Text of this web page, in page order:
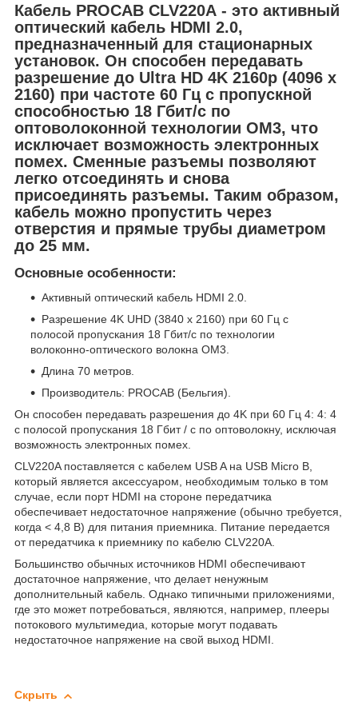
Кабель PROCAB CLV220A - это активный
оптический кабель HDMI 2.0,
предназначенный для стационарных
установок. Он способен передавать
разрешение до Ultra HD 4K 2160p (4096 x
2160) при частоте 60 Гц с пропускной
способностью 18 Гбит/с по
оптоволоконной технологии OM3, что
исключает возможность электронных
помех. Сменные разъемы позволяют
легко отсоединять и снова
присоединять разъемы. Таким образом,
кабель можно пропустить через
отверстия и прямые трубы диаметром
до 25 мм.
Основные особенности:
Активный оптический кабель HDMI 2.0.
Разрешение 4K UHD (3840 x 2160) при 60 Гц с
полосой пропускания 18 Гбит/с по технологии
волоконно-оптического волокна OM3.
Длина 70 метров.
Производитель: PROCAB (Бельгия).
Он способен передавать разрешения до 4K при 60 Гц 4: 4: 4
с полосой пропускания 18 Гбит / с по оптоволокну, исключая
возможность электронных помех.
CLV220A поставляется с кабелем USB A на USB Micro B,
который является аксессуаром, необходимым только в том
случае, если порт HDMI на стороне передатчика
обеспечивает недостаточное напряжение (обычно требуется,
когда < 4,8 В) для питания приемника. Питание передается
от передатчика к приемнику по кабелю CLV220A.
Большинство обычных источников HDMI обеспечивают
достаточное напряжение, что делает ненужным
дополнительный кабель. Однако типичными приложениями,
где это может потребоваться, являются, например, плееры
потокового мультимедиа, которые могут подавать
недостаточное напряжение на свой выход HDMI.
Скрыть